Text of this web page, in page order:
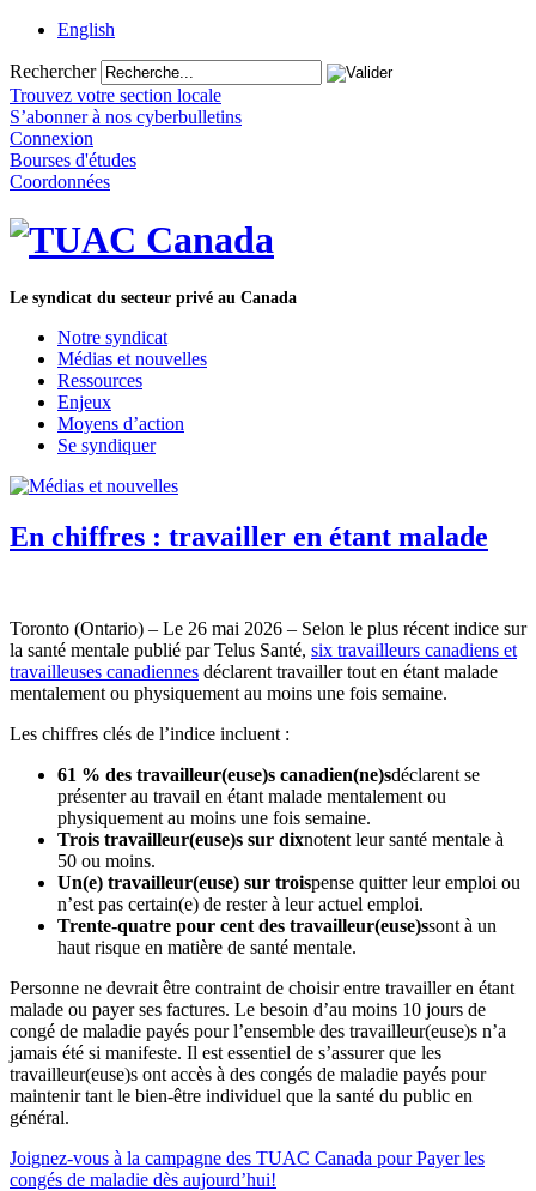
English
Rechercher
Trouvez votre section locale
S’abonner à nos cyberbulletins
Connexion
Bourses d'études
Coordonnées
Le syndicat du secteur privé au Canada
Notre syndicat
Médias et nouvelles
Ressources
Enjeux
Moyens d’action
Se syndiquer
En chiffres : travailler en étant malade
Toronto (Ontario) – Le 26 mai 2026 – Selon le plus récent indice sur
la santé mentale publié par Telus Santé, six travailleurs canadiens et
travailleuses canadiennes déclarent travailler tout en étant malade
mentalement ou physiquement au moins une fois semaine.
Les chiffres clés de l’indice incluent :
61 % des travailleur(euse)s canadien(ne)sdéclarent se
présenter au travail en étant malade mentalement ou
physiquement au moins une fois semaine.
Trois travailleur(euse)s sur dixnotent leur santé mentale à
50 ou moins.
Un(e) travailleur(euse) sur troispense quitter leur emploi ou
n’est pas certain(e) de rester à leur actuel emploi.
Trente-quatre pour cent des travailleur(euse)ssont à un
haut risque en matière de santé mentale.
Personne ne devrait être contraint de choisir entre travailler en étant
malade ou payer ses factures. Le besoin d’au moins 10 jours de
congé de maladie payés pour l’ensemble des travailleur(euse)s n’a
jamais été si manifeste. Il est essentiel de s’assurer que les
travailleur(euse)s ont accès à des congés de maladie payés pour
maintenir tant le bien-être individuel que la santé du public en
général.
Joignez-vous à la campagne des TUAC Canada pour Payer les
congés de maladie dès aujourd’hui!